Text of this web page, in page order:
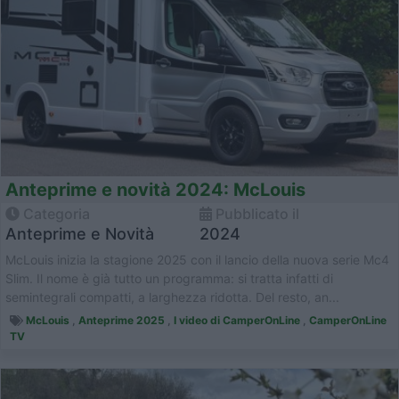
Anteprime e novità 2024: McLouis
Anteprime e Novità 2024
McLouis inizia la stagione 2025 con il lancio della nuova serie Mc4
Slim. Il nome è già tutto un programma: si tratta infatti di
semintegrali compatti, a larghezza ridotta. Del resto, an...
McLouis , Anteprime 2025 , I video di CamperOnLine , CamperOnLine
TV